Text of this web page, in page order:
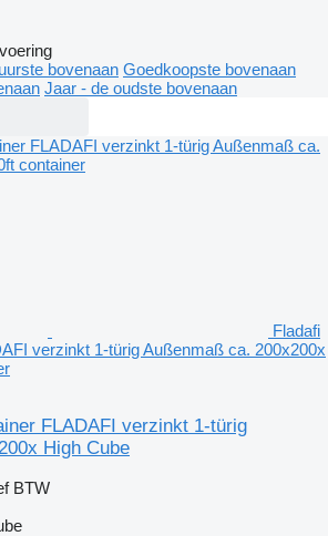
bovenaan Goedkoopste bovenaan
Jaar - de oudste bovenaan
Fladafi
verzinkt 1-türig Außenmaß ca. 200x200x
FLADAFI verzinkt 1-türig
High Cube
BTW